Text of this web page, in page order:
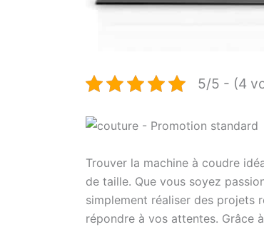
5/5 - (4
Trouver la machine à coudre
de taille. Que vous soyez
simplement réaliser des projets
répondre à vos attentes. Grâce